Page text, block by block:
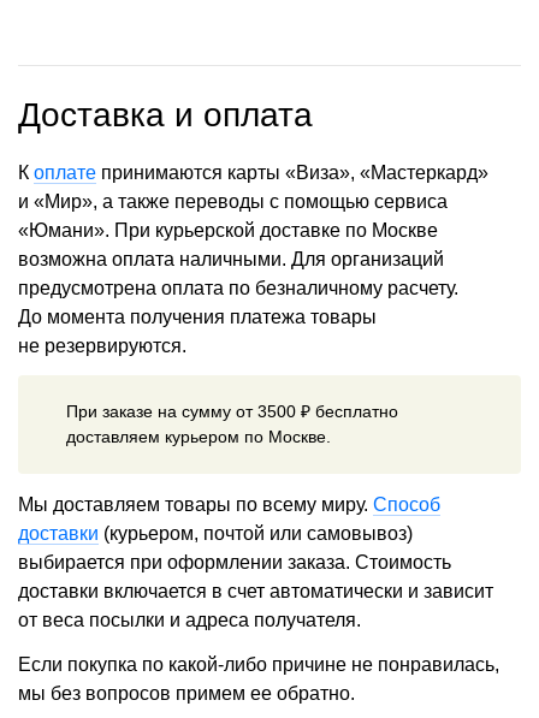
Доставка и оплата
К оплате принимаются карты «Виза», «Мастеркард»
и «Мир», а также переводы с помощью сервиса
«Юмани». При курьерской доставке по Москве
возможна оплата наличными. Для организаций
предусмотрена оплата по безналичному расчету.
До момента получения платежа товары
не резервируются.
При заказе на сумму от 3500 ₽ бесплатно
доставляем курьером по Москве.
Мы доставляем товары по всему миру. Способ
доставки (курьером, почтой или самовывоз)
выбирается при оформлении заказа. Стоимость
доставки включается в счет автоматически и зависит
от веса посылки и адреса получателя.
Если покупка по какой-либо причине не понравилась,
мы без вопросов примем ее обратно.